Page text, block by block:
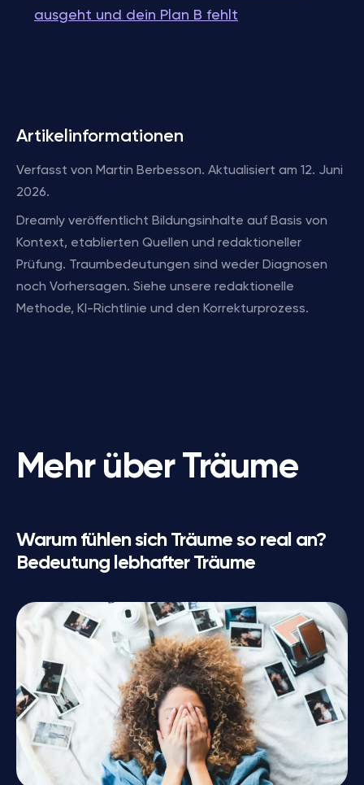
ausgeht und dein Plan B fehlt
Artikelinformationen
Verfasst von Martin Berbesson. Aktualisiert am 12. Juni
2026.
Dreamly veröffentlicht Bildungsinhalte auf Basis von
Kontext, etablierten Quellen und redaktioneller
Prüfung. Traumbedeutungen sind weder Diagnosen
noch Vorhersagen. Siehe unsere redaktionelle
Methode, KI-Richtlinie und den Korrekturprozess.
Mehr über Träume
Warum fühlen sich Träume so real an?
Bedeutung lebhafter Träume